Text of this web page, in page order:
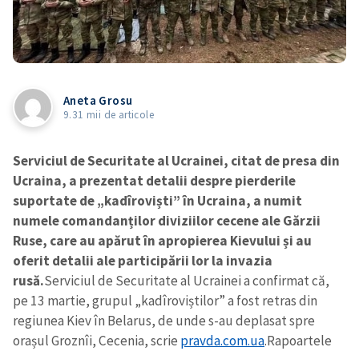
Aneta Grosu
9.31 mii de articole
Serviciul de Securitate al Ucrainei, citat de presa din
Ucraina, a prezentat detalii despre pierderile
suportate de „kadîroviști” în Ucraina, a numit
numele comandanților diviziilor cecene ale Gărzii
Ruse, care au apărut în apropierea Kievului și au
oferit detalii ale participării lor la invazia
rusă.Serviciul de Securitate al Ucrainei a confirmat că,
pe 13 martie, grupul „kadîroviștilor” a fost retras din
regiunea Kiev în Belarus, de unde s-au deplasat spre
orașul Groznîi, Cecenia, scrie pravda.com.ua.Rapoartele